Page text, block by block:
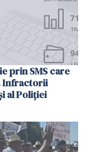
prin SMS care
Infractorii
al Poliției